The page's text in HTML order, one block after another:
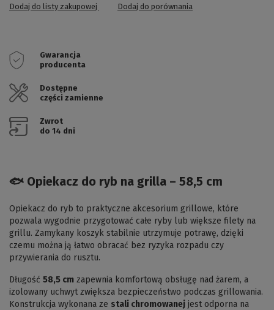
Dodaj do listy zakupowej Dodaj do porównania
Gwarancja
producenta
Dostępne
części zamienne
Zwrot
do 14 dni
🐟 Opiekacz do ryb na grilla – 58,5 cm
Opiekacz do ryb to praktyczne akcesorium grillowe, które
pozwala wygodnie przygotować całe ryby lub większe filety na
grillu. Zamykany koszyk stabilnie utrzymuje potrawę, dzięki
czemu można ją łatwo obracać bez ryzyka rozpadu czy
przywierania do rusztu.
Długość 58,5 cm zapewnia komfortową obsługę nad żarem, a
izolowany uchwyt zwiększa bezpieczeństwo podczas grillowania.
Konstrukcja wykonana ze stali chromowanej jest odporna na